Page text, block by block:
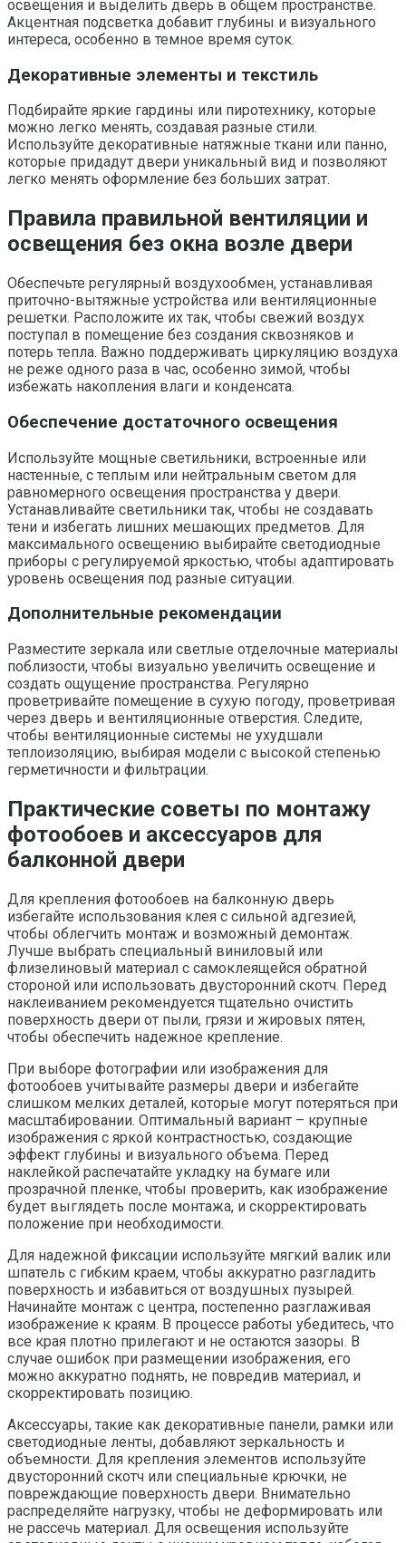
освещения и выделить дверь в общем пространстве.
Акцентная подсветка добавит глубины и визуального
интереса, особенно в темное время суток.
Декоративные элементы и текстиль
Подбирайте яркие гардины или пиротехнику, которые
можно легко менять, создавая разные стили.
Используйте декоративные натяжные ткани или панно,
которые придадут двери уникальный вид и позволяют
легко менять оформление без больших затрат.
Правила правильной вентиляции и
освещения без окна возле двери
Обеспечьте регулярный воздухообмен, устанавливая
приточно-вытяжные устройства или вентиляционные
решетки. Расположите их так, чтобы свежий воздух
поступал в помещение без создания сквозняков и
потерь тепла. Важно поддерживать циркуляцию воздуха
не реже одного раза в час, особенно зимой, чтобы
избежать накопления влаги и конденсата.
Обеспечение достаточного освещения
Используйте мощные светильники, встроенные или
настенные, с теплым или нейтральным светом для
равномерного освещения пространства у двери.
Устанавливайте светильники так, чтобы не создавать
тени и избегать лишних мешающих предметов. Для
максимального освещению выбирайте светодиодные
приборы с регулируемой яркостью, чтобы адаптировать
уровень освещения под разные ситуации.
Дополнительные рекомендации
Разместите зеркала или светлые отделочные материалы
поблизости, чтобы визуально увеличить освещение и
создать ощущение пространства. Регулярно
проветривайте помещение в сухую погоду, проветривая
через дверь и вентиляционные отверстия. Следите,
чтобы вентиляционные системы не ухудшали
теплоизоляцию, выбирая модели с высокой степенью
герметичности и фильтрации.
Практические советы по монтажу
фотообоев и аксессуаров для
балконной двери
Для крепления фотообоев на балконную дверь
избегайте использования клея с сильной адгезией,
чтобы облегчить монтаж и возможный демонтаж.
Лучше выбрать специальный виниловый или
флизелиновый материал с самоклеящейся обратной
стороной или использовать двусторонний скотч. Перед
наклеиванием рекомендуется тщательно очистить
поверхность двери от пыли, грязи и жировых пятен,
чтобы обеспечить надежное крепление.
При выборе фотографии или изображения для
фотообоев учитывайте размеры двери и избегайте
слишком мелких деталей, которые могут потеряться при
масштабировании. Оптимальный вариант – крупные
изображения с яркой контрастностью, создающие
эффект глубины и визуального объема. Перед
наклейкой распечатайте укладку на бумаге или
прозрачной пленке, чтобы проверить, как изображение
будет выглядеть после монтажа, и скорректировать
положение при необходимости.
Для надежной фиксации используйте мягкий валик или
шпатель с гибким краем, чтобы аккуратно разгладить
поверхность и избавиться от воздушных пузырей.
Начинайте монтаж с центра, постепенно разглаживая
изображение к краям. В процессе работы убедитесь, что
все края плотно прилегают и не остаются зазоры. В
случае ошибок при размещении изображения, его
можно аккуратно поднять, не повредив материал, и
скорректировать позицию.
Аксессуары, такие как декоративные панели, рамки или
светодиодные ленты, добавляют зеркальность и
объемности. Для крепления элементов используйте
двусторонний скотч или специальные крючки, не
повреждающие поверхность двери. Внимательно
распределяйте нагрузку, чтобы не деформировать или
не рассечь материал. Для освещения используйте